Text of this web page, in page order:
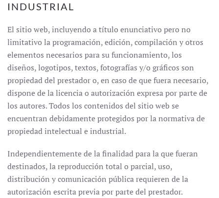
INDUSTRIAL
El sitio web, incluyendo a título enunciativo pero no
limitativo la programación, edición, compilación y otros
elementos necesarios para su funcionamiento, los
diseños, logotipos, textos, fotografías y/o gráficos son
propiedad del prestador o, en caso de que fuera necesario,
dispone de la licencia o autorización expresa por parte de
los autores. Todos los contenidos del sitio web se
encuentran debidamente protegidos por la normativa de
propiedad intelectual e industrial.
Independientemente de la finalidad para la que fueran
destinados, la reproducción total o parcial, uso,
distribución y comunicación pública requieren de la
autorización escrita previa por parte del prestador.